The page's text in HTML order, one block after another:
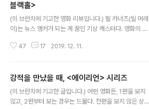
블랙홀>
(의 브런치에 기고한 영화 리뷰입니다.) 필 카너즈(빌 머레
이)는 뉴스 앵커가 되는 게 꿈인 기상 캐스터다. 영화의 원
이 언제 끝나는지 예보를 해준다. 개구리가 나오는 경칩 비
다. 대충 촬영을 마치고 돌아가는 길에 갑자기 내린 폭설 탓
에 도로가 끊긴다. “이 놈의 일기예보!” 촌구석을 탈출하지
못하고 하루 더 지내야한다니 짜증이 치솟는다. 마을에 돌
47 17 2019. 12. 11.
강적을 만났을 때, <에이리언> 시리즈
(의 브런치에 기고한 글입니다.) 어떤 영화든, 1편을 보지
않고, 2편부터 보는 경우는 드물다. 전편을 보지 않은 상태